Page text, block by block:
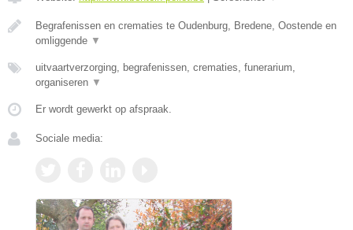
Begrafenissen en crematies te Oudenburg, Bredene, Oostende en
omliggende ▼
uitvaartverzorging, begrafenissen, crematies, funerarium,
organiseren ▼
Er wordt gewerkt op afspraak.
Sociale media: